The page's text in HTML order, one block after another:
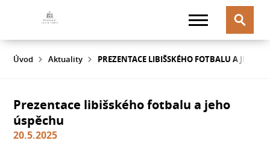
Úvod Aktuality PREZENTACE LIBIŠSKÉHO FOTBALU A JEHO
Prezentace libišského fotbalu a jeho
úspěchu
20.5.2025